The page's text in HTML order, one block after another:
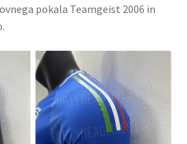
pokala Teamgeist 2006 in